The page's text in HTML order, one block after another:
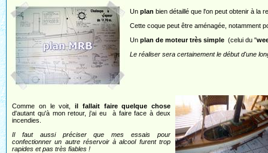
Un plan bien détaillé que l'on peut obtenir à la
Cette coque peut être aménagée, notamment
Un plan de moteur très simple (celui du "
Le réaliser sera certainement le début d'une
Comme on le voit, il fallait faire quelque chose
d'autant qu'à mon retour, j'ai eu à faire face à deux
incendies.
Il faut aussi préciser que mes essais pour
confectionner un autre réservoir à alcool furent trop
rapides et pas très fiables !